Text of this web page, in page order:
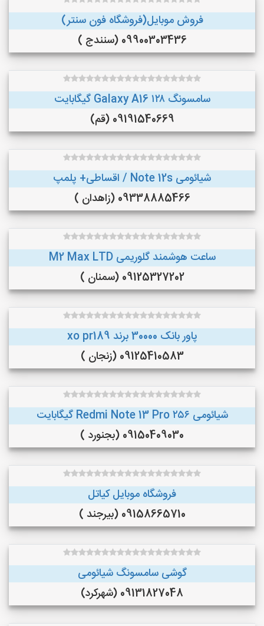
فروش موبایل(فروشگاه فون سنتر)
09900303436 (سنندج )
سامسونگ Galaxy A16 ۱۲۸ گیگابایت
09191540669 (قم)
شیائومی Note 12s / اقساطی+ پلمپ
09338885466 (زاهدان )
ساعت هوشمند گلوریمی M2 Max LTD
09125327202 (سمنان )
پاور بانک 30000 برند xo pr189
09125410583 (زنجان )
شیائومی Redmi Note 13 Pro ۲۵۶ گیگابایت
09150409030 (بجنورد )
فروشگاه موبایل کیاتل
09158665710 (بیرجند )
گوشی سامسونگ شیائومی
09131827048 (شهرکرد)